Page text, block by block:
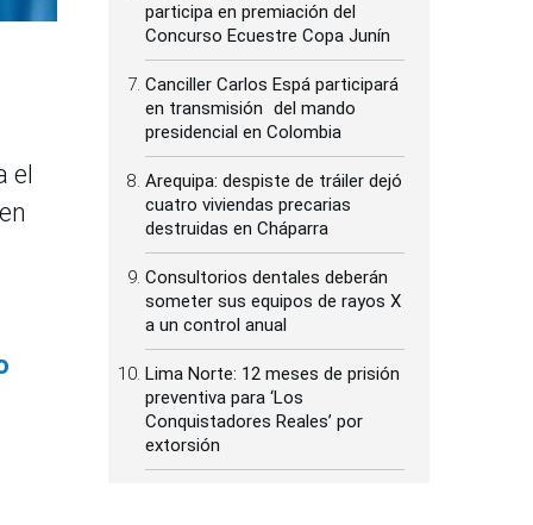
el
participa en premiación del
Concurso Ecuestre Copa Junín
Canciller Carlos Espá participará
en transmisión del mando
presidencial en Colombia
Arequipa: despiste de tráiler dejó
cuatro viviendas precarias
destruidas en Cháparra
Consultorios dentales deberán
someter sus equipos de rayos X
a un control anual
Lima Norte: 12 meses de prisión
preventiva para ‘Los
Conquistadores Reales’ por
extorsión